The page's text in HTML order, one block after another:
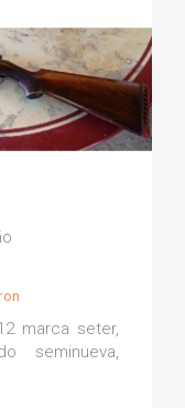
marca seter,
seminueva,